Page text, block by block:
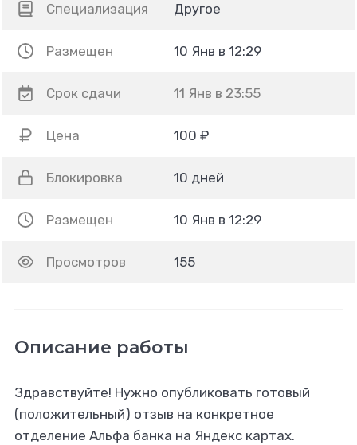
Специализация Другое
Размещен 10 Янв в 12:29
Срок сдачи 11 Янв в 23:55
Цена 100 ₽
Блокировка 10 дней
Размещен 10 Янв в 12:29
Просмотров 155
Описание работы
Здравствуйте! Нужно опубликовать готовый
(положительный) отзыв на конкретное
отделение Альфа банка на Яндекс картах.